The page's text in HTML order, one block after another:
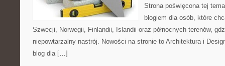
Strona poświęcona tej
blogiem dla osób, które
Szwecji, Norwegii, Finlandii, Islandii oraz północnych terenów,
niepowtarzalny nastrój. Nowości na stronie to Architektura i
blog dla […]